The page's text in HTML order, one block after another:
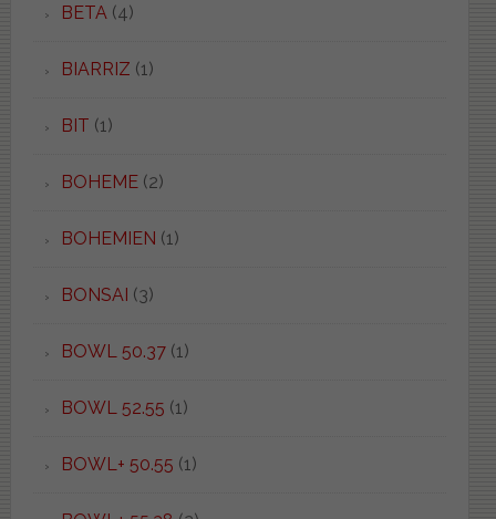
BETA (4)
BIARRIZ (1)
BIT (1)
BOHEME(2)
BOHEMIEN (1)
BONSAI (3)
BOWL 50.37(1)
BOWL 52.55 (1)
BOWL+ 50.55 (1)